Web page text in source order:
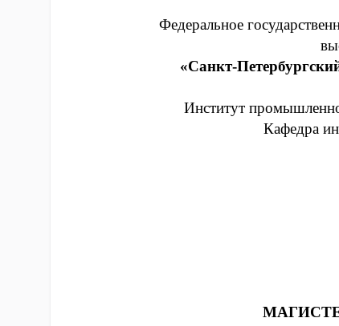
Федеральное
«Санкт-
Институт
Кафедра